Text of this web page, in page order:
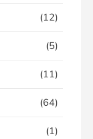
(12)
(5)
(11)
(64)
(1)